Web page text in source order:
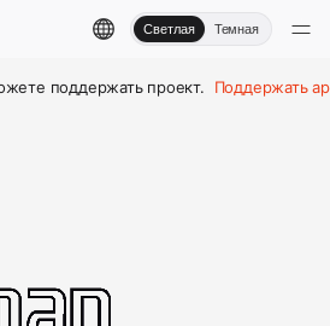
Светлая Темная
поддержать проект. Поддержать